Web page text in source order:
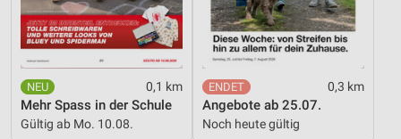
0,1 km
Mehr Spass in der Schule
Gültig ab Mo. 10.08.
0,3 km
Angebote ab 25.07.
Noch heute gültig
Wir nutzen Ihre Daten für folgende Zwecke:
IAB-Verarbeitungszwecke:
Speichern von oder Zugriff auf Informationen
auf einem Endgerät
Verwendung reduzierter Daten zur Auswahl von
Werbeanzeigen